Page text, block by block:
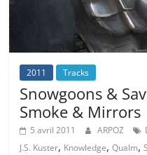
2011 Tracks
Snowgoons &
Smoke & Mirrors
5 avril 2011 ARPOZ
J.S. Kuster, Knowledge,Qualm,